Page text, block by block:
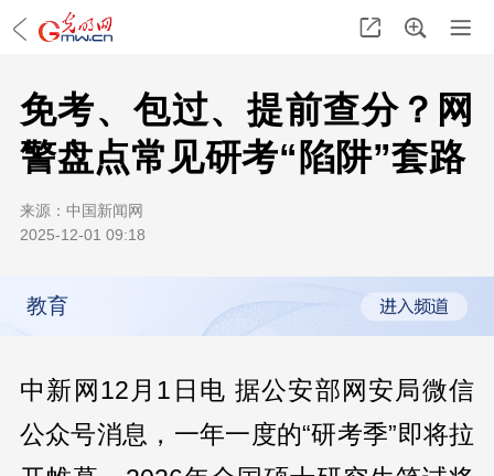
免考、包过、提前查分？网
警盘点常见研考“陷阱”套路
来源： 中国新闻网
2025-12-01 09:18
教育
中新网12月1日电 据公安部网安局微信
公众号消息，一年一度的“研考季”即将拉